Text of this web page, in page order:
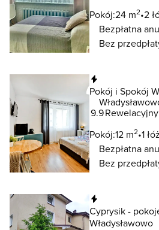
Pokój:24 m2 2
Bezpłatna
Bez
Pokój i Spokój
9.9Rewelacyjny
Pokój:12 m2 1
Bezpłatna
Bez
Cyprysik -
Władysławowo